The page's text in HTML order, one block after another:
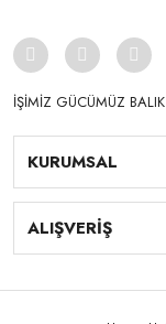
İŞİMİZ GÜCÜMÜZ BALIK
KURUMSAL
ALIŞVERİŞ